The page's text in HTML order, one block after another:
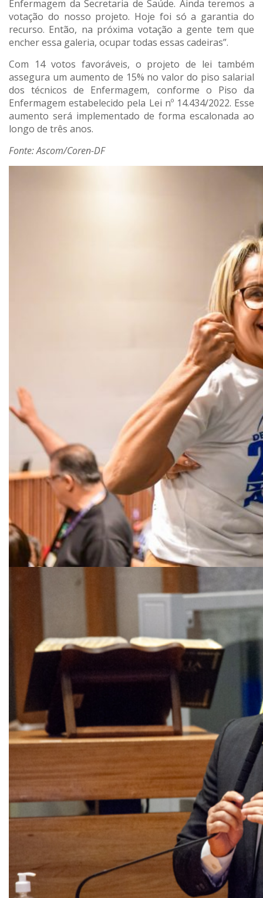
Enfermagem da Secretaria de Saúde. Ainda teremos a
votação do nosso projeto. Hoje foi só a garantia do
recurso. Então, na próxima votação a gente tem que
encher essa galeria, ocupar todas essas cadeiras”.
Com 14 votos favoráveis, o projeto de lei também
assegura um aumento de 15% no valor do piso salarial
dos técnicos de Enfermagem, conforme o Piso da
Enfermagem estabelecido pela Lei nº 14.434/2022. Esse
aumento será implementado de forma escalonada ao
longo de três anos.
Fonte: Ascom/Coren-DF